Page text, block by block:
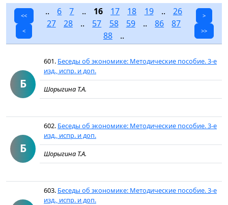
<<
<
.. 6 7 .. 16 17 18 19.. 26
27
28.. 57 58 59..86
87
88..
>
>>
Б
601. Беседы об экономике: Методические пособие. 3-е
изд., испр. и доп.
Шорыгина Т.А.
Б
602. Беседы об экономике: Методические пособие. 3-е
изд., испр. и доп.
Шорыгина Т.А.
603. Беседы об экономике: Методические пособие. 3-е
изд., испр. и доп.